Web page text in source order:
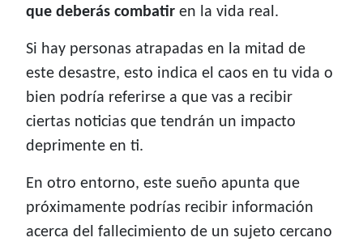
que deberás combatir en la vida real.
Si hay personas atrapadas en la mitad de
este desastre, esto indica el caos en tu vida o
bien podría referirse a que vas a recibir
ciertas noticias que tendrán un impacto
deprimente en ti.
En otro entorno, este sueño apunta que
próximamente podrías recibir información
acerca del fallecimiento de un sujeto cercano